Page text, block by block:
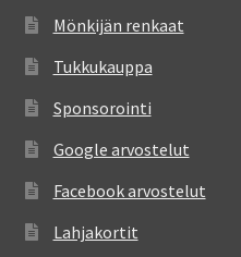
Mönkijän renkaat
Tukkukauppa
Sponsorointi
Google arvostelut
Facebook arvostelut
Lahjakortit